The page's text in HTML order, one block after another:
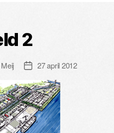
2
Berichtdatum
27 april 2012